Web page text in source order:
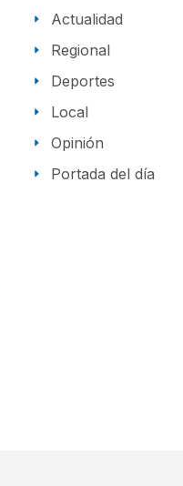
Actualidad
Regional
Deportes
Local
Opinión
Portada del día